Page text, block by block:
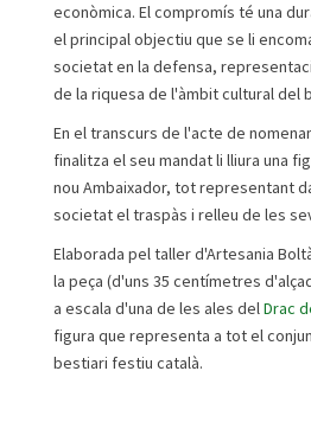
econòmica. El compromís té una
el principal objectiu que se li
societat en la defensa,
de la riquesa de l'àmbit cultural del
En el transcurs de l'acte de
finalitza el seu mandat li lliura una
nou Ambaixador, tot representant
societat el traspàs i relleu de les
Elaborada pel taller d'Artesania
la peça (d'uns 35 centímetres
a escala d'una de les ales delDrac
figura que representa a tot el
bestiari festiu català.